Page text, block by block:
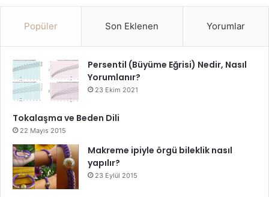
Popüler Son Eklenen Yorumlar
Persentil (Büyüme Eğrisi) Nedir, Nasıl
Yorumlanır?
23 Ekim 2021
Tokalaşma ve Beden Dili
22 Mayıs 2015
Makreme ipiyle örgü bileklik nasıl
yapılır?
23 Eylül 2015